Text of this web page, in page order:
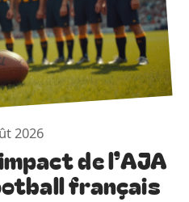
2026
de l’AJA
français